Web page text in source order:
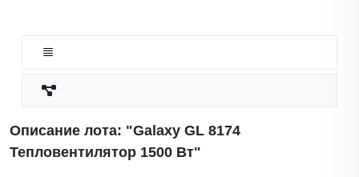
Описание лота: "Galaxy GL 8174
Тепловентилятор 1500 Вт"